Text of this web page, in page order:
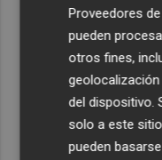
Recibe
Plaza
Proveedores
pueden
otros fines,
del dispositivo.
solo a este
pueden